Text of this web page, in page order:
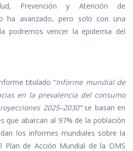
Prevención y Atención de
ha avanzado, pero solo con una
podremos vencer la epidemia del
titulado “Informe mundial de
en la prevalencia del consumo
2025–2030”se basan en
que abarcan al 97% de la población
los informes mundiales sobre la
de Acción Mundial de la OMS